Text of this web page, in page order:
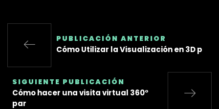
PUBLICACIÓN ANTERIOR
Cómo Utilizar la Visualización en 3D p
SIGUIENTE PUBLICACIÓN
Cómo hacer una visita virtual 360°
par